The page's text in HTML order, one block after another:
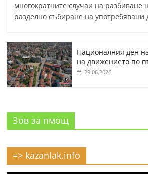
многократните случаи на разбиване
разделно събиране на употребявани
Националния ден
на движението по
29.06.2026
Зов за пмощ
=> kazanlak.info